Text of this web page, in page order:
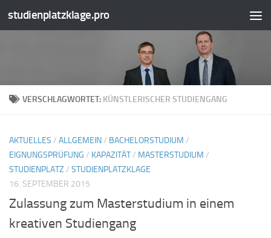
Zum Inhalt springen
studienplatzklage.pro
VERSCHLAGWORTET: KÜNSTLERISCHER STUDIENGANG
AKTUELLES / ALLGEMEIN/ BACHELORSTUDIUM /
EIGNUNGSPRÜFUNG / KAPAZITÄT/ MASTERSTUDIUM /
STUDIENPLATZ / STUDIENPLATZKLAGE
16. SEPTEMBER 2015
Zulassung zum Masterstudium in einem
kreativen Studiengang